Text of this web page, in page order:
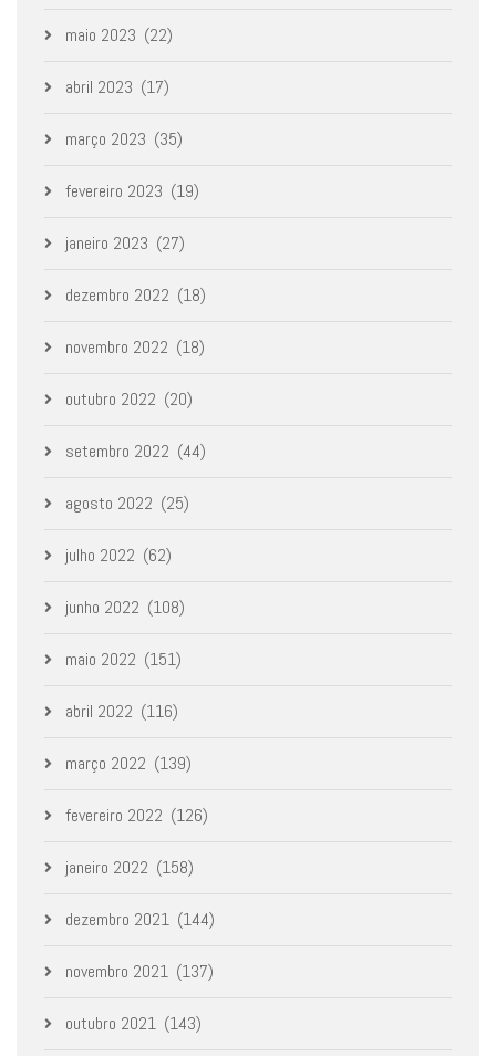
maio 2023 (22)
abril 2023 (17)
março 2023 (35)
fevereiro 2023 (19)
janeiro 2023 (27)
dezembro 2022 (18)
novembro 2022 (18)
outubro 2022 (20)
setembro 2022 (44)
agosto 2022 (25)
julho 2022 (62)
junho 2022 (108)
maio 2022 (151)
abril 2022 (116)
março 2022 (139)
fevereiro 2022 (126)
janeiro 2022 (158)
dezembro 2021 (144)
novembro 2021 (137)
outubro 2021 (143)